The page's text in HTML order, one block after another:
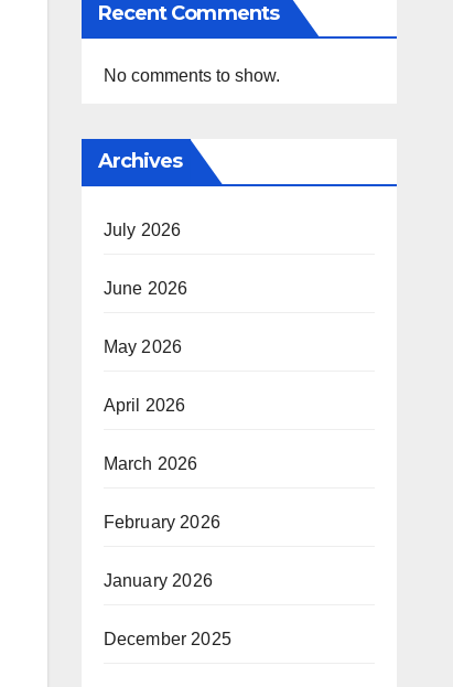
Recent Comments
No comments to show.
Archives
July 2026
June 2026
May 2026
April 2026
March 2026
February 2026
January 2026
December 2025